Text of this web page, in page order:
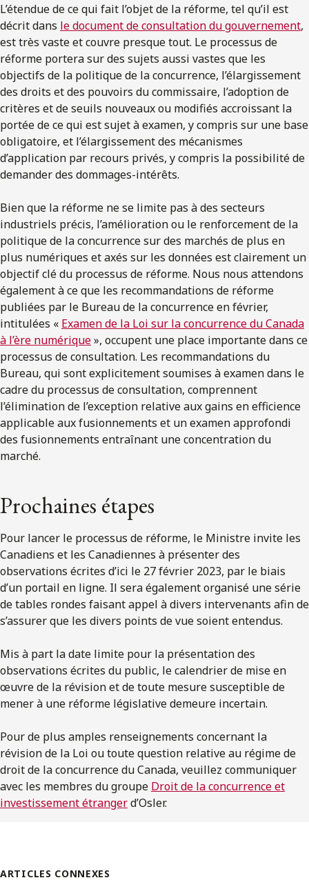
L’étendue de ce qui fait l’objet de la réforme, tel qu’il est
décrit dans le document de consultation du gouvernement,
est très vaste et couvre presque tout. Le processus de
réforme portera sur des sujets aussi vastes que les
objectifs de la politique de la concurrence, l’élargissement
des droits et des pouvoirs du commissaire, l’adoption de
critères et de seuils nouveaux ou modifiés accroissant la
portée de ce qui est sujet à examen, y compris sur une base
obligatoire, et l’élargissement des mécanismes
d’application par recours privés, y compris la possibilité de
demander des dommages-intérêts.
Bien que la réforme ne se limite pas à des secteurs
industriels précis, l’amélioration ou le renforcement de la
politique de la concurrence sur des marchés de plus en
plus numériques et axés sur les données est clairement un
objectif clé du processus de réforme. Nous nous attendons
également à ce que les recommandations de réforme
publiées par le Bureau de la concurrence en février,
intitulées « Examen de la Loi sur la concurrence du Canada
à l’ère numérique», occupent une place importante dans ce
processus de consultation. Les recommandations du
Bureau, qui sont explicitement soumises à examen dans le
cadre du processus de consultation, comprennent
l’élimination de l’exception relative aux gains en efficience
applicable aux fusionnements et un examen approfondi
des fusionnements entraînant une concentration du
marché.
Prochaines étapes
Pour lancer le processus de réforme, le Ministre invite les
Canadiens et les Canadiennes à présenter des
observations écrites d’ici le 27 février 2023, par le biais
d’un portail en ligne. Il sera également organisé une série
de tables rondes faisant appel à divers intervenants afin de
s’assurer que les divers points de vue soient entendus.
Mis à part la date limite pour la présentation des
observations écrites du public, le calendrier de mise en
œuvre de la révision et de toute mesure susceptible de
mener à une réforme législative demeure incertain.
Pour de plus amples renseignements concernant la
révision de la Loi ou toute question relative au régime de
droit de la concurrence du Canada, veuillez communiquer
avec les membres du groupe Droit de la concurrence et
investissement étrangerd’Osler.
ARTICLES CONNEXES